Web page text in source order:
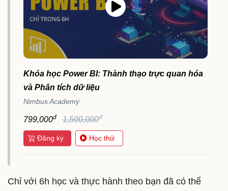
Khóa học Power BI: Thành thạo trực quan hóa
và Phân tích dữ liệu
Nimbus Academy
799,000đ 1,500,000đ
Đăng ký Học thử
Chỉ với 6h học và thực hành theo bạn đã có thể